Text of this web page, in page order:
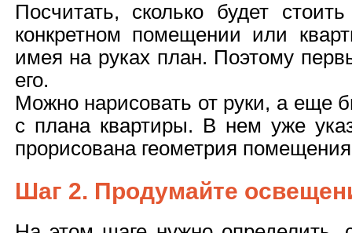
Посчитать, сколько будет
конкретном помещении или
имея на руках план. Поэтому
его.
Можно нарисовать от руки, а еще
с плана квартиры. В нем уже
прорисована геометрия
Шаг 2. Продумайте